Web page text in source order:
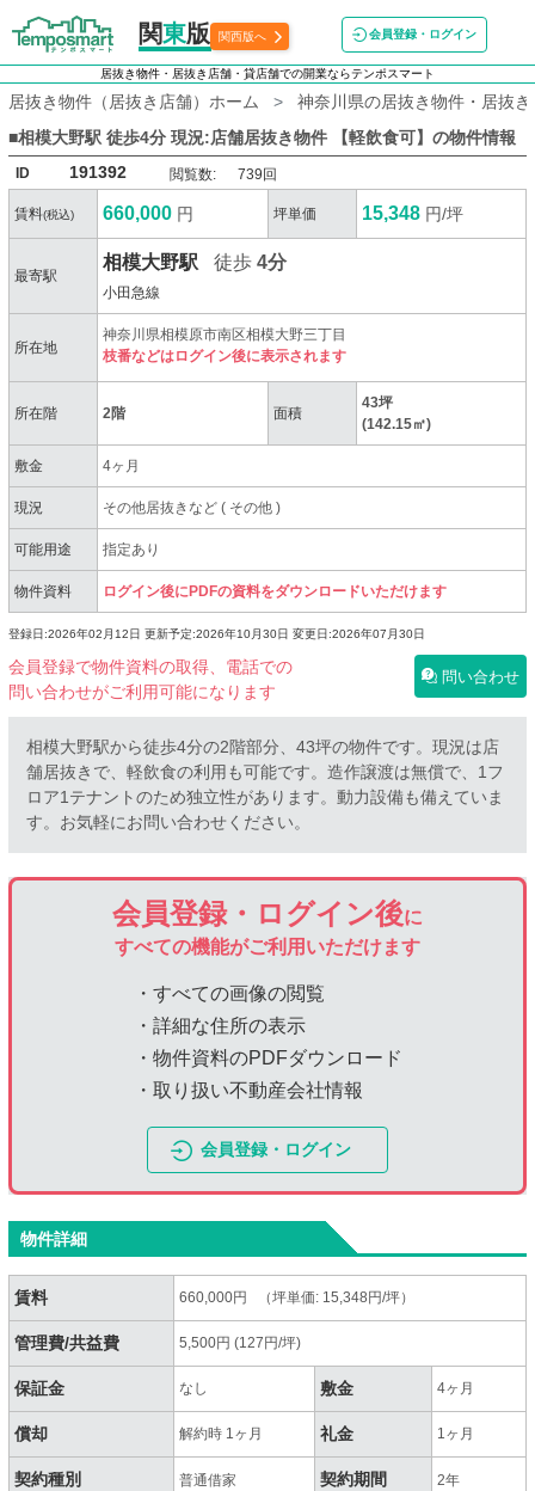
関東版 関西版へ 会員登録・ログイン
居抜き物件・居抜き店舗・貸店舗での開業ならテンポスマート
居抜き物件（居抜き店舗）ホーム
神奈川県の居抜き物件・居抜
■相模大野駅 徒歩4分 現況:店舗居抜き物件 【軽飲食可】 の物件情報
ID 191392 閲覧数: 739回
賃料(税込) 660,000 円 坪単価 15,348 円/坪
最寄駅
相模大野駅 徒歩4分
小田急線
所在地
神奈川県相模原市南区相模大野三丁目
枝番などはログイン後に表示されます
所在階 2階 面積
43坪
(142.15㎡)
敷金 4ヶ月
現況 その他居抜きなど( その他)
可能用途 指定あり
物件資料 ログイン後にPDFの資料をダウンロードいただけます
登録日:2026年02月12日 更新予定:2026年10月30日 変更日:2026年07月30日
会員登録で物件資料の取得、電話での
問い合わせがご利用可能になります
問い合わせ
相模大野駅から徒歩4分の2階部分、43坪の物件です。現況は店
舗居抜きで、軽飲食の利用も可能です。造作譲渡は無償で、1フ
ロア1テナントのため独立性があります。動力設備も備えていま
す。お気軽にお問い合わせください。
会員登録・ログイン後に
すべての機能がご利用いただけます
・すべての画像の閲覧
・詳細な住所の表示
・物件資料のPDFダウンロード
・取り扱い不動産会社情報
会員登録・ログイン
物件詳細
賃料 660,000円 （坪単価: 15,348円/坪）
管理費/共益費 5,500円 (127円/坪)
保証金 なし 敷金 4ヶ月
償却 解約時 1ヶ月 礼金 1ヶ月
契約種別 普通借家 契約期間 2年